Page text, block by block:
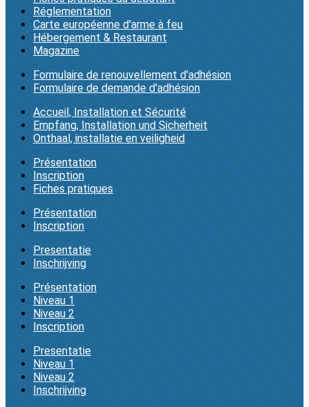
Réglementation
Carte européenne d'arme à feu
Hébergement & Restaurant
Magazine
Formulaire de renouvellement d'adhésion
Formulaire de demande d'adhésion
Accueil, Installation et Sécurité
Empfang, Installation und Sicherheit
Onthaal, installatie en veiligheid
Présentation
Inscription
Fiches pratiques
Présentation
Inscription
Presentatie
Inschrijving
Présentation
Niveau 1
Niveau 2
Inscription
Presentatie
Niveau 1
Niveau 2
Inschrijving